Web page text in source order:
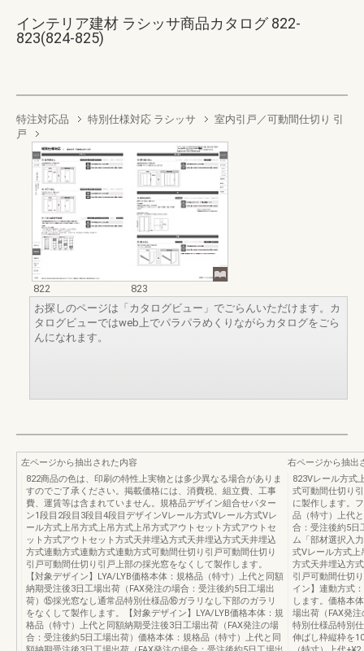
インテリア建材 ラシッサ商品カタログ 822-
823(824-825)
特注対応品 特別仕様対応 ラシッサ
室内引戸／可動間仕切り 引
戸
822
823
お探しのページは「カタログビュー」でごらんいただけます。カ
タログビューではweb上でパラパラめくりながらカタログをごら
んになれます。
左ページから抽出された内容
822商品の色は、印刷の特性上実物とは多少異なる場合がありま
すのでご了承ください。掲載価格には、消費税、組立費、工事
費、運賃等は含まれていません。規格品デザイン組合せパター
ン1段目2段目3段目4段目デザインVレール方式Vレール方式Vレ
ール方式上吊方式上吊方式上吊方式アウトセット方式アウトセ
ット方式アウトセット方式天井埋込方式天井埋込方式天井埋込
方式連動方式連動方式連動方式可動間仕切り引戸可動間仕切り
引戸可動間仕切り引戸上部の採光窓をなくして製作します。
【対象デザイン】LYA/LYB価格本体：規格品（特寸）上代と同額
納期受注後3日工場出荷（FAX発注の場合：受注後約5日工場出
荷）⑮採光窓なし通常品特別仕様品⑯ガラリなし下部のガラリ
をなくして製作します。【対象デザイン】LYA/LYB価格本体：規
格品（特寸）上代と同額納期受注後3日工場出荷（FAX発注の場
合：受注後約5日工場出荷）価格本体：規格品（特寸）上代と同
右ページから抽出
823Vレール方式
式可動間仕切り
に製作します。
品（特寸）上代
合：受注後約5日
ム「部材選択入
式Vレール方式上
方式天井埋込方
引戸可動間仕切
イン】連動方式
します。価格本
場出荷（FAX発
特別仕様品特別
伸ばし枠縦枠を